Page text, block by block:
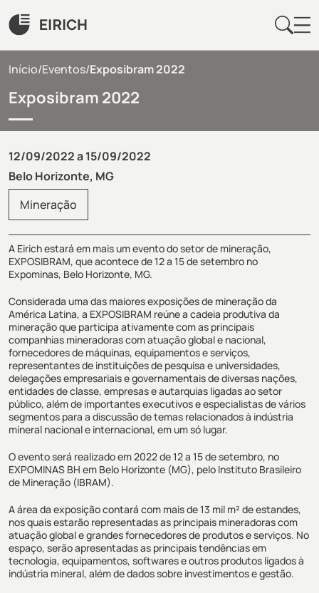
Início/Eventos/Exposibram 2022
Exposibram 2022
A Eirich estará em mais um evento do setor de mineração,
EXPOSIBRAM, que acontece de 12 a 15 de setembro no
Expominas, Belo Horizonte, MG.
Considerada uma das maiores exposições de mineração da
América Latina, a EXPOSIBRAM reúne a cadeia produtiva da
mineração que participa ativamente com as principais
companhias mineradoras com atuação global e nacional,
fornecedores de máquinas, equipamentos e serviços,
representantes de instituições de pesquisa e universidades,
delegações empresariais e governamentais de diversas nações,
entidades de classe, empresas e autarquias ligadas ao setor
público, além de importantes executivos e especialistas de vários
segmentos para a discussão de temas relacionados à indústria
mineral nacional e internacional, em um só lugar.
O evento será realizado em 2022 de 12 a 15 de setembro, no
EXPOMINAS BH em Belo Horizonte (MG), pelo Instituto Brasileiro
de Mineração (IBRAM).
A área da exposição contará com mais de 13 mil m² de estandes,
nos quais estarão representadas as principais mineradoras com
atuação global e grandes fornecedores de produtos e serviços. No
espaço, serão apresentadas as principais tendências em
tecnologia, equipamentos, softwares e outros produtos ligados à
indústria mineral, além de dados sobre investimentos e gestão.
12/09/2022 a 15/09/2022
Belo Horizonte, MG
Mineração